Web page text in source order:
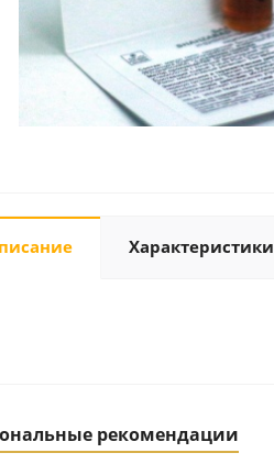
Характеристики
рекомендации